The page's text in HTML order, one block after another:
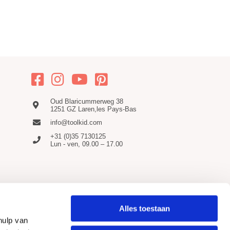
van
Alles toestaan
Oud Blaricummerweg 38
1251 GZ Laren,les Pays-Bas
info@toolkid.com
+31 (0)35 7130125
Lun - ven, 09.00 – 17.00